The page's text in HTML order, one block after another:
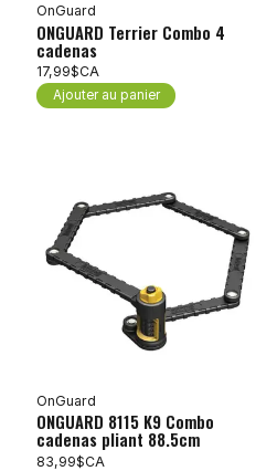
OnGuard
ONGUARD Terrier Combo 4
cadenas
17,99$CA
Ajouter au panier
OnGuard
ONGUARD 8115 K9 Combo
cadenas pliant 88.5cm
83,99$CA